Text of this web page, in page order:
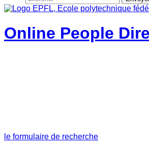
Online People
le formulaire de recherche